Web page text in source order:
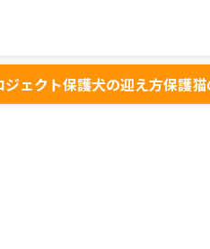
ジェクト保護犬の迎え方保護